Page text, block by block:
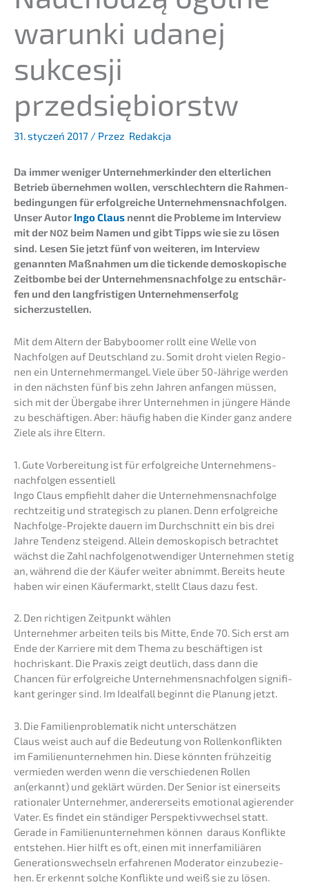
warun­ki udanej
sukces­ji
przedsiębiorstw
31. styczeń 2017 / Przez Redakcja
Da immer weniger Unter­neh­mer­kin­der den elter­li­chen
Betrieb überneh­men wollen, verschlech­tern die Rahmen­
be­din­gun­gen für erfolg­rei­che Unter­neh­mens­nach­fol­gen.
Unser Autor Ingo Claus nennt die Proble­me im Inter­view
mit der NOZ beim Namen und gibt Tipps wie sie zu lösen
sind. Lesen Sie jetzt fünf von weite­ren, im Inter­view
genann­ten Maßnah­men um die ticken­de demosko­pi­sche
Zeitbom­be bei der Unternehmens­nachfolge zu entschär­
fen und den langfris­ti­gen Unter­neh­mens­er­folg
sicherzustellen.
Mit dem Altern der Babyboo­mer rollt eine Welle von
Nachfol­gen auf Deutsch­land zu. Somit droht vielen Regio­
nen ein Unter­neh­mer­man­gel. Viele über 50-Jähri­ge werden
in den nächs­ten fünf bis zehn Jahren anfan­gen müssen,
sich mit der Überga­be ihrer Unter­neh­men in jünge­re Hände
zu beschäf­ti­gen. Aber: häufig haben die Kinder ganz andere
Ziele als ihre Eltern.
1. Gute Vorbe­rei­tung ist für erfolg­rei­che Unter­neh­mens­
nach­fol­gen essentiell
Ingo Claus empfiehlt daher die Unternehmens­nachfolge
recht­zei­tig und strate­gisch zu planen. Denn erfolg­rei­che
Nachfol­ge-Projek­te dauern im Durch­schnitt ein bis drei
Jahre Tendenz steigend. Allein demosko­pisch betrach­tet
wächst die Zahl nachfol­ge­not­wen­di­ger Unter­neh­men stetig
an, während die der Käufer weiter abnimmt. Bereits heute
haben wir einen Käufer­markt, stellt Claus dazu fest.
2. Den richti­gen Zeitpunkt wählen
Unter­neh­mer arbei­ten teils bis Mitte, Ende 70. Sich erst am
Ende der Karrie­re mit dem Thema zu beschäf­ti­gen ist
hochris­kant. Die Praxis zeigt deutlich, dass dann die
Chancen für erfolg­rei­che Unter­neh­mens­nach­fol­gen signi­fi­
kant gerin­ger sind. Im Ideal­fall beginnt die Planung jetzt.
3. Die Famili­en­pro­ble­ma­tik nicht unterschätzen
Claus weist auch auf die Bedeu­tung von Rollen­kon­flik­ten
im Famili­en­un­ter­neh­men hin. Diese könnten frühzei­tig
vermie­den werden wenn die verschie­de­nen Rollen
an(erkannt) und geklärt würden. Der Senior ist einer­seits
ratio­na­ler Unter­neh­mer, anderer­seits emotio­nal agieren­der
Vater. Es findet ein ständi­ger Perspek­tiv­wech­sel statt.
Gerade in Famili­en­un­ter­neh­men können daraus Konflik­te
entste­hen. Hier hilft es oft, einen mit inner­fa­mi­liä­ren
Genera­ti­ons­wech­seln erfah­re­nen Modera­tor einzu­be­zie­
hen. Er erkennt solche Konflik­te und weiß sie zu lösen.